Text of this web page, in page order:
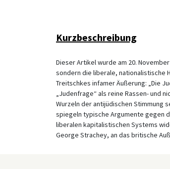
Kurzbeschreibung
Dieser Artikel wurde am 20.
sondern die liberale, nationalistische
Treitschkes infamer Äußerung: „Die
„Judenfrage“ als reine Rassen- und
Wurzeln der antijüdischen Stimmung
spiegeln typische Argumente gegen
liberalen kapitalistischen Systems
George Strachey, an das britische